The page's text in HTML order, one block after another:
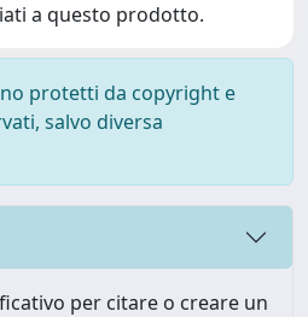
a questo prodotto.
protetti da copyright e
salvo diversa
per citare o creare un